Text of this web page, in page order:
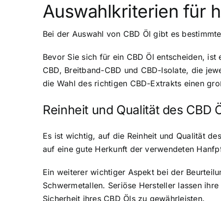
Auswahlkriterien für
Bei der Auswahl von CBD Öl gibt es
Bevor Sie sich für ein CBD Öl entscheiden,
CBD, Breitband-CBD und CBD-Isolate, die
die Wahl des richtigen CBD-Extrakts einen
Reinheit und Qualität des CBD
Es ist wichtig, auf die Reinheit und Qualität
auf eine gute Herkunft der verwendeten
Ein weiterer wichtiger Aspekt bei der
Schwermetallen. Seriöse Hersteller lassen
Sicherheit ihres CBD Öls zu gewährleisten.